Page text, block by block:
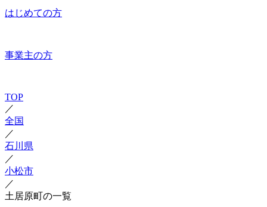
はじめての方
事業主の方
TOP
／
全国
／
石川県
／
小松市
／
土居原町の一覧